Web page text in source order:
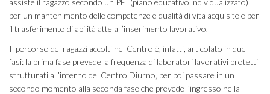
assiste il ragazzo secondo un PEI (piano educativo individualizzato)
per un mantenimento delle competenze e qualità di vita acquisite e per
il trasferimento di abilità atte all’inserimento lavorativo.
Il percorso dei ragazzi accolti nel Centro è, infatti, articolato in due
fasi: la prima fase prevede la frequenza di laboratori lavorativi protetti
strutturati all’interno del Centro Diurno, per poi passare in un
secondo momento alla seconda fase che prevede l’ingresso nella